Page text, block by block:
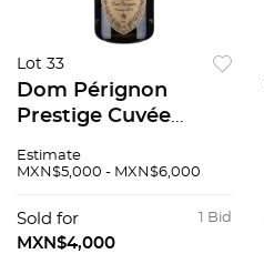
Lot 33
Dom Pérignon
Prestige Cuvée
Champagne, Francia
Estimate
MXN$5,000 - MXN$6,000
1 Bid
Sold for
MXN$4,000